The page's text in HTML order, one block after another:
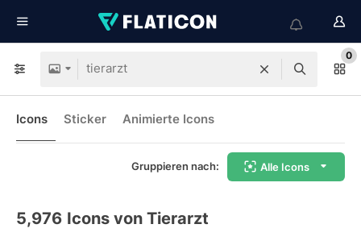
0
Icons Sticker Animierte Icons
Gruppieren nach: Alle Icons
5,976 Icons von Tierarzt